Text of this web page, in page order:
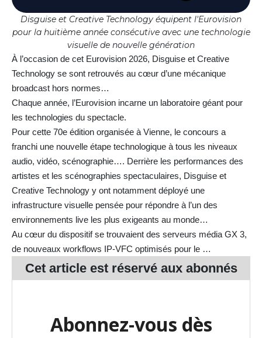
Disguise et Creative Technology équipent l'Eurovision
pour la huitième année consécutive avec une technologie
visuelle de nouvelle génération
À l’occasion de cet Eurovision 2026, Disguise et Creative
Technology se sont retrouvés au cœur d’une mécanique
broadcast hors normes…
Chaque année, l’Eurovision incarne un laboratoire géant pour
les technologies du spectacle.
Pour cette 70e édition organisée à Vienne, le concours a
franchi une nouvelle étape technologique à tous les niveaux
audio, vidéo, scénographie…. Derrière les performances des
artistes et les scénographies spectaculaires, Disguise et
Creative Technology y ont notamment déployé une
infrastructure visuelle pensée pour répondre à l’un des
environnements live les plus exigeants au monde…
Au cœur du dispositif se trouvaient des serveurs média GX 3,
de nouveaux workflows IP-VFC optimisés pour le …
Cet article est réservé aux abonnés
Abonnez-vous dès